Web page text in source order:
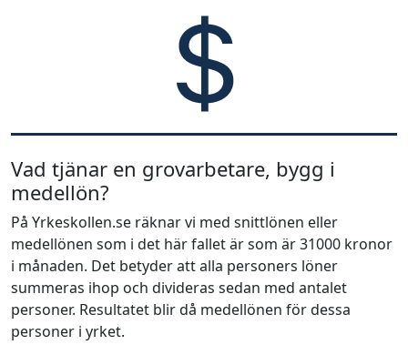
Vad tjänar en grovarbetare, bygg i
medellön?
På Yrkeskollen.se räknar vi med snittlönen eller
medellönen som i det här fallet är som är 31000 kronor
i månaden. Det betyder att alla personers löner
summeras ihop och divideras sedan med antalet
personer. Resultatet blir då medellönen för dessa
personer i yrket.